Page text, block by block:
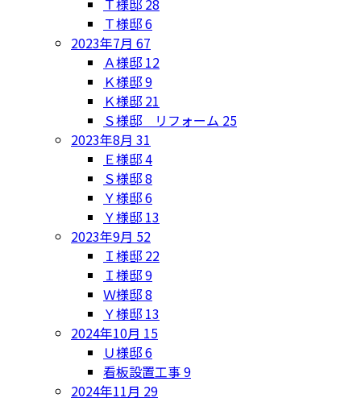
Ｔ様邸 28
Ｔ様邸6
2023年7月 67
Ａ様邸 12
Ｋ様邸9
Ｋ様邸 21
Ｓ様邸 リフォーム 25
2023年8月 31
Ｅ様邸4
Ｓ様邸8
Ｙ様邸6
Ｙ様邸 13
2023年9月 52
Ｉ様邸 22
Ｉ様邸9
Ｗ様邸8
Ｙ様邸 13
2024年10月 15
Ｕ様邸6
看板設置工事9
2024年11月 29